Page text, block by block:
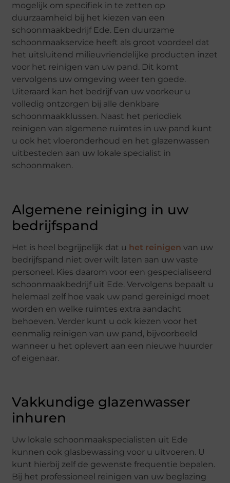
mogelijk om specifiek in te zetten op
duurzaamheid bij het kiezen van een
schoonmaakbedrijf Ede. Een duurzame
schoonmaakservice heeft als groot voordeel dat
het uitsluitend milieuvriendelijke producten inzet
voor het reinigen van uw pand. Dit komt
vervolgens uw omgeving weer ten goede.
Uiteraard kan het bedrijf van uw voorkeur u
volledig ontzorgen bij alle denkbare
schoonmaakklussen. Naast het periodiek
reinigen van algemene ruimtes in uw pand kunt
u ook het vloeronderhoud en het glazenwassen
uitbesteden aan uw lokale specialist in
schoonmaken.
Algemene reiniging in uw
bedrijfspand
Het is heel begrijpelijk dat u het reinigen van uw
bedrijfspand niet over wilt laten aan uw vaste
personeel. Kies daarom voor een gespecialiseerd
schoonmaakbedrijf uit Ede. Vervolgens bepaalt u
helemaal zelf hoe vaak uw pand gereinigd moet
worden en welke ruimtes extra aandacht
behoeven. Verder kunt u ook kiezen voor het
eenmalig reinigen van uw pand, bijvoorbeeld
wanneer u het oplevert aan een nieuwe huurder
of eigenaar.
Vakkundige glazenwasser
inhuren
Uw lokale schoonmaakspecialisten uit Ede
kunnen ook glasbewassing voor u uitvoeren. U
kunt hierbij zelf de gewenste frequentie bepalen.
Bij het professioneel reinigen van uw beglazing